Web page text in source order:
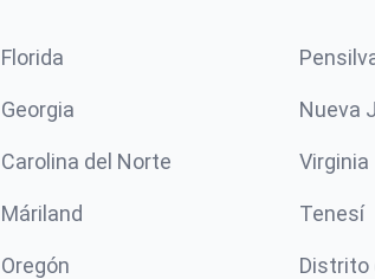
Florida
Georgia Nueva
Carolina del Norte Virginia
Máriland Tenesí
Oregón Distrito